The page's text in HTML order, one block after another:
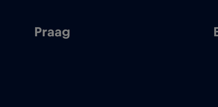
Praag